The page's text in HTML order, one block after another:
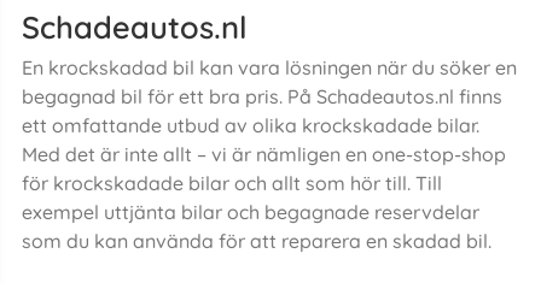
Schadeautos.nl
En krockskadad bil kan vara lösningen när du söker en
begagnad bil för ett bra pris. På Schadeautos.nl finns
ett omfattande utbud av olika krockskadade bilar.
Med det är inte allt – vi är nämligen en one-stop-shop
för krockskadade bilar och allt som hör till. Till
exempel uttjänta bilar och begagnade reservdelar
som du kan använda för att reparera en skadad bil.